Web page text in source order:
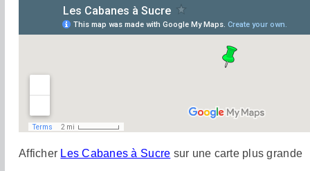
Afficher Les Cabanes à Sucre sur une carte plus grande